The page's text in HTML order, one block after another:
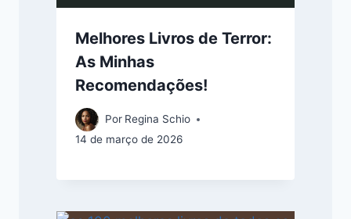
Melhores Livros de Terror:
As Minhas
Recomendações!
Por Regina Schio
14 de março de 2026